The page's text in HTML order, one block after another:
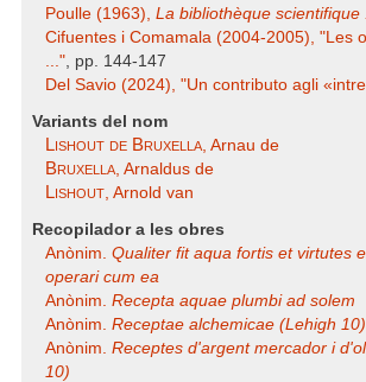
Poulle (1963), La bibliothèque scientifique
Cifuentes i Comamala (2004-2005), "Les
...", pp. 144-147
Del Savio (2024), "Un contributo agli
Variants del nom
Lishout de Bruxella, Arnau de
Bruxella, Arnaldus de
Lishout, Arnold van
Recopilador a les obres
Anònim. Qualiter fit aqua fortis et virtutes
operari cum ea
Anònim. Recepta aquae plumbi ad solem
Anònim. Receptae alchemicae (Lehigh 10)
Anònim. Receptes d'argent mercador i
10)